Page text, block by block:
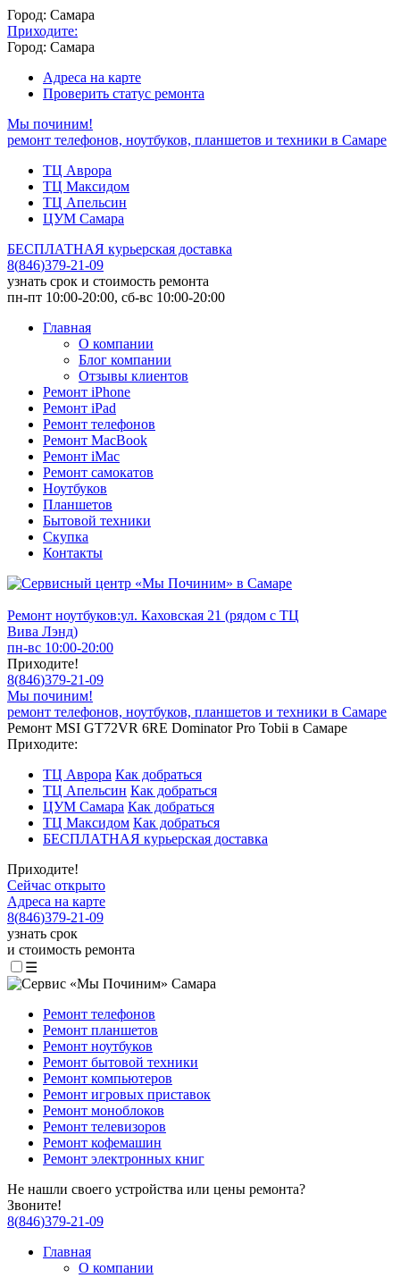
Город: Самара
Приходите:
Город: Самара
Адреса на карте
Проверить статус ремонта
Мы починим!
ремонт телефонов, ноутбуков, планшетов и техники в Самаре
ТЦ Аврора
ТЦ Максидом
ТЦ Апельсин
ЦУМ Самара
БЕСПЛАТНАЯ курьерская доставка
8(846)379-21-09
узнать срок и стоимость ремонта
пн-пт 10:00-20:00, сб-вс 10:00-20:00
Главная
О компании
Блог компании
Отзывы клиентов
Ремонт iPhone
Ремонт iPad
Ремонт телефонов
Ремонт MacBook
Ремонт iMac
Ремонт самокатов
Ноутбуков
Планшетов
Бытовой техники
Скупка
Контакты
Ремонт ноутбуков:ул. Каховская 21 (рядом с ТЦ
Вива Лэнд)
пн-вс 10:00-20:00
Приходите!
8(846)379-21-09
Мы починим!
ремонт телефонов, ноутбуков, планшетов и техники в Самаре
Ремонт MSI GT72VR 6RE Dominator Pro Tobii в Самаре
Приходите:
ТЦ Аврора Как добраться
ТЦ Апельсин Как добраться
ЦУМ Самара Как добраться
ТЦ Максидом Как добраться
БЕСПЛАТНАЯ курьерская доставка
Приходите!
Сейчас открыто
Адреса на карте
8(846)379-21-09
узнать срок
и стоимость ремонта
☰
Ремонт телефонов
Ремонт планшетов
Ремонт ноутбуков
Ремонт бытовой техники
Ремонт компьютеров
Ремонт игровых приставок
Ремонт моноблоков
Ремонт телевизоров
Ремонт кофемашин
Ремонт электронных книг
Не нашли своего устройства или цены ремонта?
Звоните!
8(846)379-21-09
Главная
О компании